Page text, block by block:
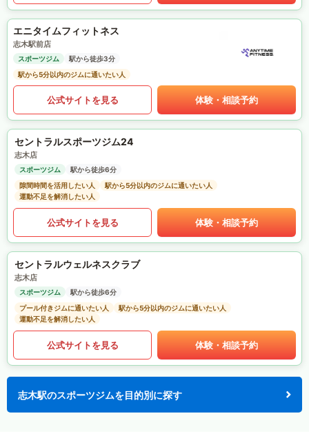
エニタイムフィットネス
志木駅前店
スポーツジム
駅から徒歩3分
駅から5分以内のジムに通いたい人
公式サイトを見る 体験・相談予約
セントラルスポーツジム24
志木店
スポーツジム
駅から徒歩6分
隙間時間を活用したい人
駅から5分以内のジムに通いたい人
運動不足を解消したい人
公式サイトを見る 体験・相談予約
セントラルウェルネスクラブ
志木店
スポーツジム
駅から徒歩6分
プール付きジムに通いたい人
駅から5分以内のジムに通いたい人
運動不足を解消したい人
公式サイトを見る 体験・相談予約
志木駅のスポーツジムを目的別に探す